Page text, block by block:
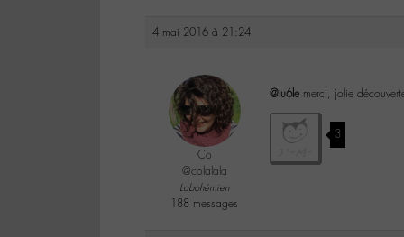
4 mai 2016 à 21:24
Co
@colalala
Labohémien
188 messages
@lu6le merci, jolie
3